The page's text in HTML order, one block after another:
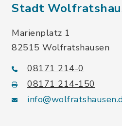
Stadt
Marienplatz 1
82515 Wolfratshausen
08171 214-0
08171 214-150